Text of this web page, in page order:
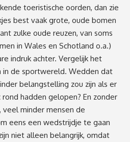
toeristische oorden, dan zie
best vaak grote, oude bomen
zulke oude reuzen, van soms
in Wales en Schotland o.a.)
indruk achter. Vergelijk het
in de sportwereld. Wedden dat
belangstelling zou zijn als er
hadden gelopen? En zonder
veel minder mensen de
eens een wedstrijdje te gaan
niet alleen belangrijk, omdat